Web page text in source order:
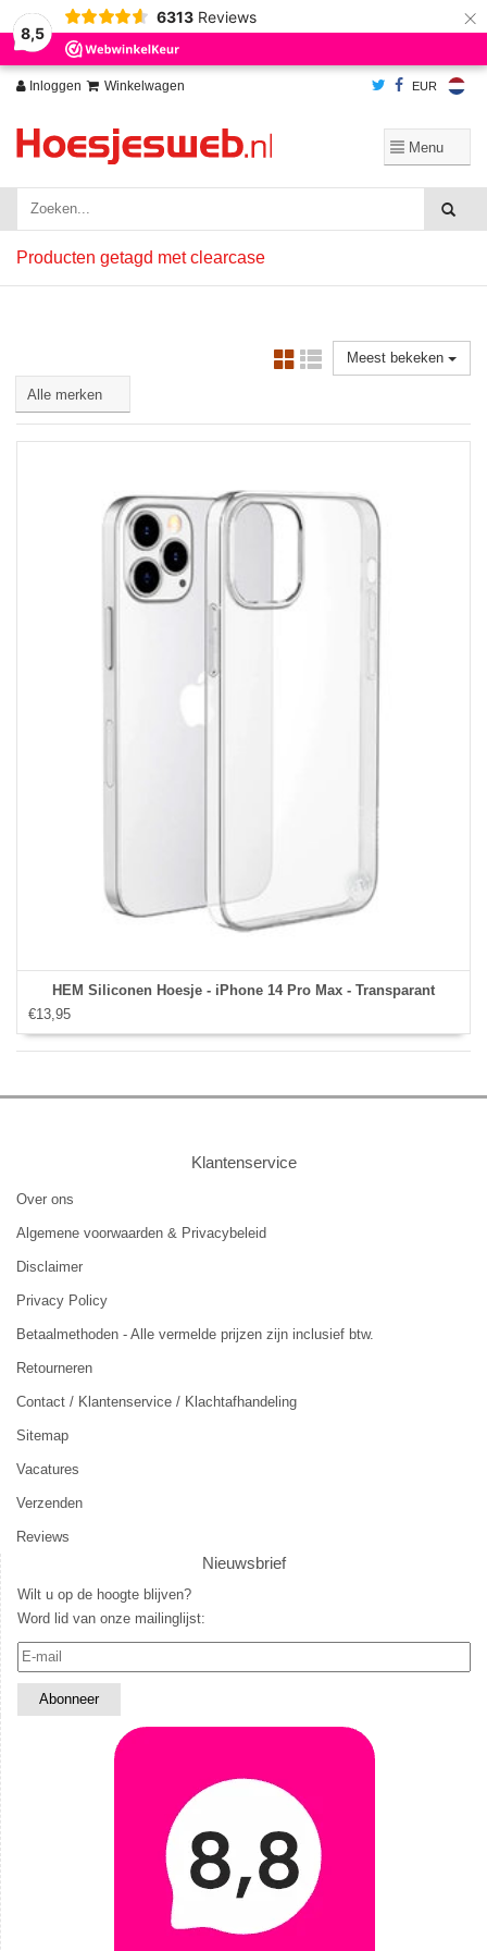
8,5
6313 Reviews ×
Inloggen Winkelwagen EUR
Producten getagd met clearcase
Meest bekeken
HEM Siliconen Hoesje - iPhone 14 Pro Max - Transparant
€13,95
Klantenservice
Over ons
Algemene voorwaarden & Privacybeleid
Disclaimer
Privacy Policy
Betaalmethoden - Alle vermelde prijzen zijn inclusief btw.
Retourneren
Contact / Klantenservice / Klachtafhandeling
Sitemap
Vacatures
Verzenden
Reviews
Nieuwsbrief
Wilt u op de hoogte blijven?
Word lid van onze mailinglijst:
Wij slaan cookies op om onze website te verbeteren. Is dat akkoord?
Ja
Nee